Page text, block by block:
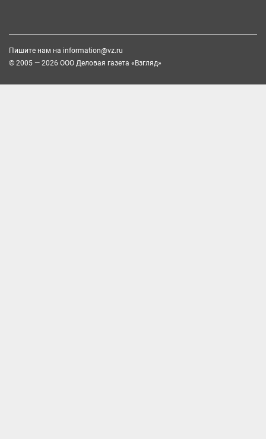
Пишите нам на information@vz.ru
© 2005 — 2026 ООО Деловая газета «Взгляд»